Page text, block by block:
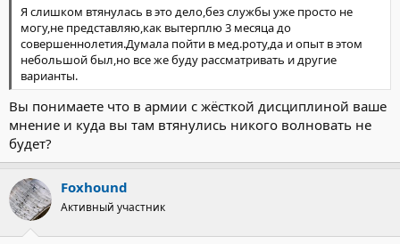
Я слишком втянулась в это дело,без службы уже просто не
могу,не представляю,как вытерплю 3 месяца до
совершеннолетия.Думала пойти в мед.роту,да и опыт в этом
небольшой был,но все же буду рассматривать и другие
варианты.
Вы понимаете что в армии с жёсткой дисциплиной ваше
мнение и куда вы там втянулись никого волновать не
будет?
Foxhound
Активный участник